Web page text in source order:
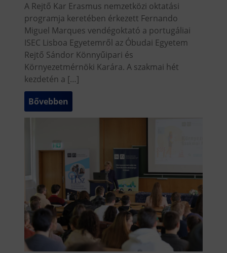
A Rejtő Kar Erasmus nemzetközi oktatási
programja keretében érkezett Fernando
Miguel Marques vendégoktató a portugáliai
ISEC Lisboa Egyetemről az Óbudai Egyetem
Rejtő Sándor Könnyűipari és
Környezetmérnöki Karára. A szakmai hét
kezdetén a […]
Bővebben